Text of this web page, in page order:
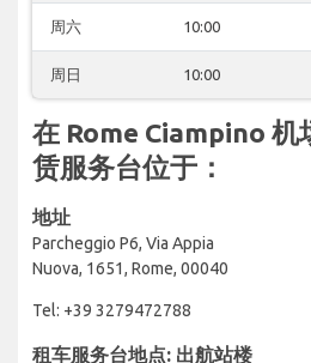
周六 10:00
周日 10:00
在 Rome Ciampino 机
赁服务台位于：
地址
Parcheggio P6, Via Appia
Nuova, 1651, Rome, 00040
Tel: +39 3279472788
租车服务台地点: 出航站楼